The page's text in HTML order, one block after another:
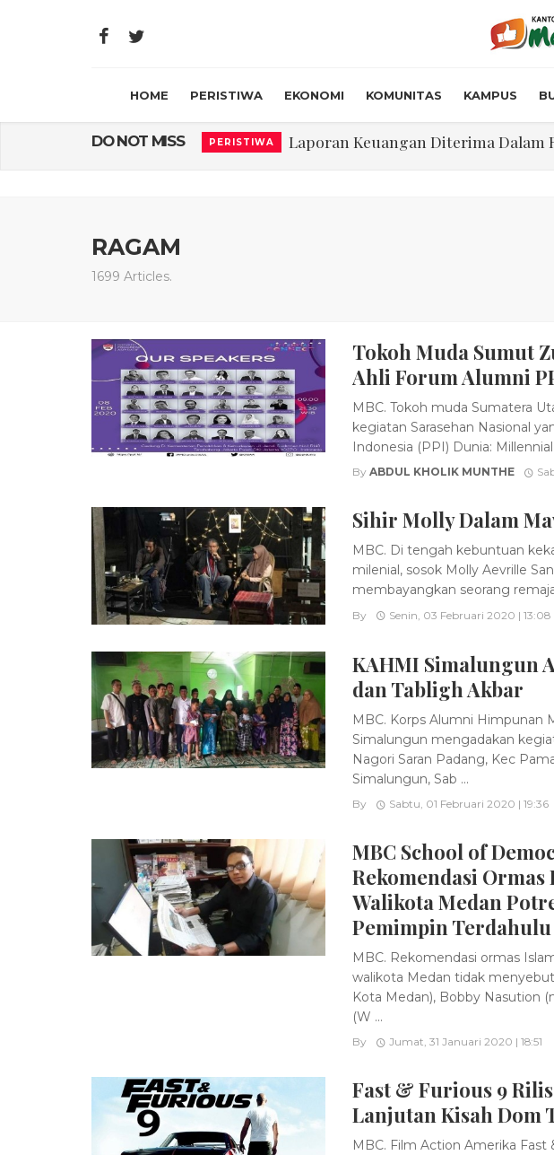
HOME PERISTIWA EKONOMI KOMUNITAS KAMPUS
DO NOT MISS PERISTIWA Laporan Keuangan Diterima Dalam
RAGAM
1699 Articles.
Tokoh Muda Sumut
Ahli Forum Alumni
MBC. Tokoh muda Sumatera
kegiatan Sarasehan Nasional
Indonesia (PPI) Dunia:
By ABDUL KHOLIK MUNTHE
Sihir Molly Dalam
MBC. Di tengah kebuntuan
milenial, sosok Molly Aevrille
membayangkan seorang
By Senin, 03 Februari 2020 | 13:08
KAHMI Simalungun
dan Tabligh Akbar
MBC. Korps Alumni Himpunan
Simalungun mengadakan
Nagori Saran Padang, Kec
Simalungun, Sab ...
By Sabtu, 01 Februari 2020 | 19:36
MBC School of
Rekomendasi Ormas
Walikota Medan
Pemimpin Terdahulu
MBC. Rekomendasi ormas
walikota Medan tidak
Kota Medan), Bobby Nasution
(W ...
By Jumat, 31 Januari 2020 | 18:51
Fast & Furious 9
Lanjutan Kisah Dom
MBC. Film Action Amerika Fast